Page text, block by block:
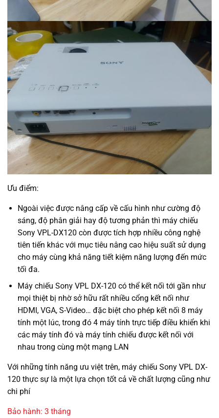
Ưu điểm:
Ngoài việc được nâng cấp về cấu hình như cường độ
sáng, độ phân giải hay độ tương phản thì máy chiếu
Sony VPL-DX120 còn được tích hợp nhiều công nghệ
tiên tiến khác với mục tiêu nâng cao hiệu suất sử dụng
cho máy cùng khả năng tiết kiệm năng lượng đến mức
tối đa.
Máy chiếu Sony VPL DX-120 có thể kết nối tới gần như
mọi thiệt bị nhờ sở hữu rất nhiều cổng kết nối như
HDMI, VGA, S-Video… đặc biệt cho phép kết nối 8 máy
tính một lúc, trong đó 4 máy tính trực tiếp điều khiển khi
các máy tính đó và máy tính chiếu được kết nối với
nhau trong cùng một mạng LAN
Với những tính năng ưu việt trên, máy chiếu Sony VPL DX-
120 thực sự là một lựa chọn tốt cả về chất lượng cũng như
chi phí
Bảo hành: 3 tháng